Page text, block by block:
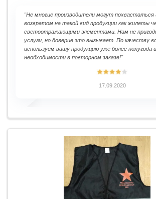
"Не многие производители могут похвастаться
возвратом на такой вид продукции как жилеты
светоотражающими элементами. Нам не
услуги, но доверие это вызывает. По качеству
используем вашу продукцию уже более полугода
необходимости в повторном заказе!"
17.09.2020